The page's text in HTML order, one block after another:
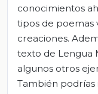
conocimientos
tipos de poemas
creaciones.
texto de Lengua
algunos otros
También podrías